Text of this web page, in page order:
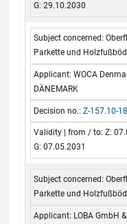
G: 29.10.2030
Parkette und
WOCA
DÄNEMARK
Z-157.10-
Z:
G: 07.05.2031
Parkette und
LOBA GmbH